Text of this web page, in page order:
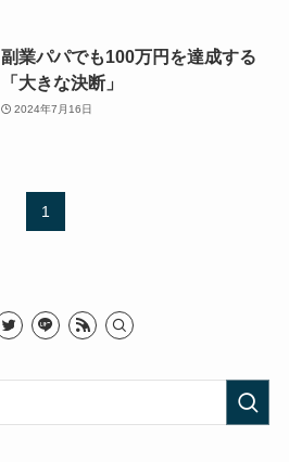
副業パパでも100万円を達成する
「大きな決断」
2024年7月16日
1